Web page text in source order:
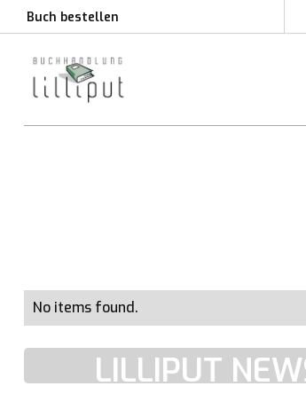
Buch bestellen
Buch bestellen
No items found.
LILLIPUT